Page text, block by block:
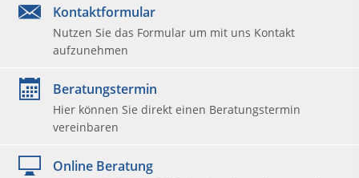
 Kontaktformular
Nutzen Sie das Formular um mit uns Kontakt
aufzunehmen
Beratungstermin
Hier können Sie direkt einen Beratungstermin
vereinbaren
Online Beratung